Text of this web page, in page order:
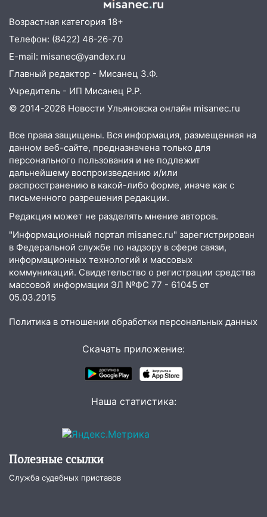
В Ульяновске установили ещё
девять бункеров для крупногабаритного
мусора
16:26 В Ульяновске бесплатно покажут
матч «Волги» под открытым небом
16:12 В Ульяновском госуниверситете
разработают отечественный прибор для
15:47 Ульяновцы могут вернуть деньги
за абонементы закрывшегося фитнес-
клуба «Рекорд-Fitness»
15:34 После вмешательства
прокуратуры в селах Ульяновской
области привели в порядок детские
площадки
15:27 Прокуратура проверяет
капремонт школы в селе Кивать
15:08
В Кузоватово после прокурорской
проверки обновили разметку на
запретили остановку автомобилей на
В Новом городе 8 августа пройдет
большой фестиваль «Наше время» с
погоды в Ульяновской области на
выходные 8-9 августа
Возрастная категория 18+
Телефон: (8422) 46-26-70
E-mail: misanec@yandex.ru
Главный редактор - Мисанец З.Ф.
Учредитель - ИП Мисанец Р.Р.
© 2014-2026 Новости Ульяновска онлайн misanec.ru
Все права защищены. Вся информация, размещенная на
данном веб-сайте, предназначена только для
персонального пользования и не подлежит
дальнейшему воспроизведению и/или
распространению в какой-либо форме, иначе как с
письменного разрешения редакции.
Редакция может не разделять мнение авторов.
"Информационный портал misanec.ru" зарегистрирован
в Федеральной службе по надзору в сфере связи,
информационных технологий и массовых
коммуникаций. Свидетельство о регистрации средства
массовой информации ЭЛ №ФС 77 - 61045 от
05.03.2015
Политика в отношении обработки персональных данных
Скачать приложение:
Наша статистика:
Полезные ссылки
Служба судебных приставов